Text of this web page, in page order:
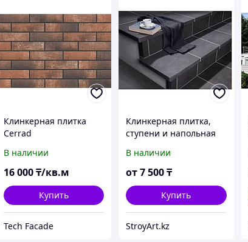
Клинкерная плитка
Cerrad
В наличии
16 000₸/кв.м
Купить
Tech Facade
Клинкерная плитка,
ступени и напольная
В наличии
от7 500₸
Купить
StroyArt.kz